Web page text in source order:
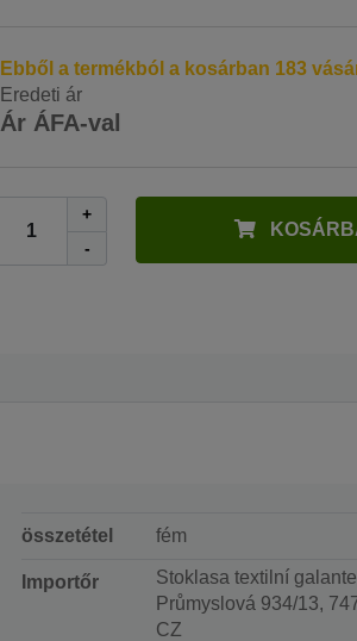
Ebből a termékból a kosárban 183
Eredeti ár
Ár ÁFA-val
+
-
összetétel fém
Importőr
Stoklasa textilní
Průmyslová 934/13,
CZ